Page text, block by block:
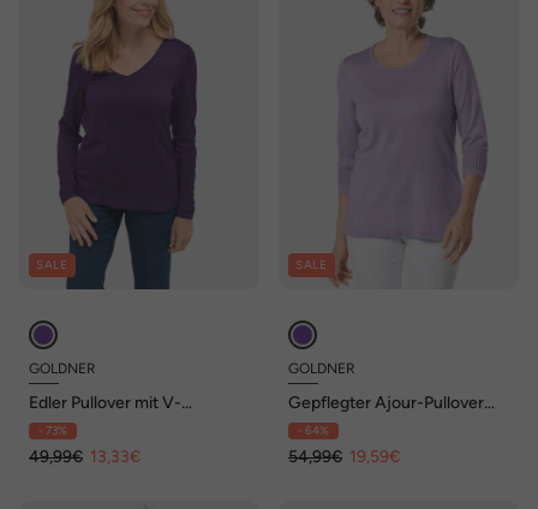
SALE
GOLDNER
Edler Pullover mit V-
Ausschnitt
- 73%
49,99€ 13,33€
SALE
GOLDNER
Gepflegter Ajour-Pullover
mit femininen Durchbrüchen
- 64%
54,99€ 19,59€